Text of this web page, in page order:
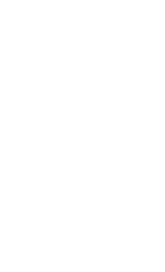
El lunes 3 de
en Málaga. Tras
que continuarán
de La Goleta,
como calle
obstante, antes
Un caos
por La Goleta el